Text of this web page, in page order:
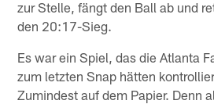
zur Stelle, fängt den Ball ab und
den 20:17-Sieg.
Es war ein Spiel, das die Atlanta
zum letzten Snap hätten
Zumindest auf dem Papier. Denn